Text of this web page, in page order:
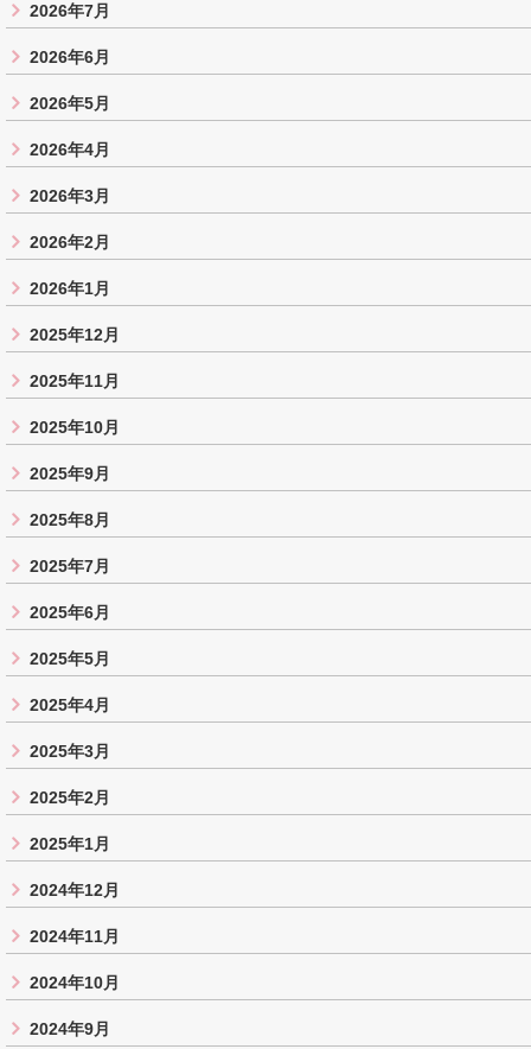
2026年7月
2026年6月
2026年5月
2026年4月
2026年3月
2026年2月
2026年1月
2025年12月
2025年11月
2025年10月
2025年9月
2025年8月
2025年7月
2025年6月
2025年5月
2025年4月
2025年3月
2025年2月
2025年1月
2024年12月
2024年11月
2024年10月
2024年9月